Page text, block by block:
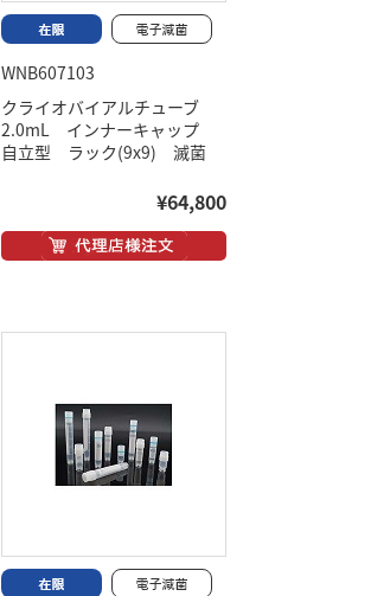
WNB607103
クライオバイアルチューブ
2.0mL インナーキャップ
自立型 ラック(9x9) 滅菌
¥64,800